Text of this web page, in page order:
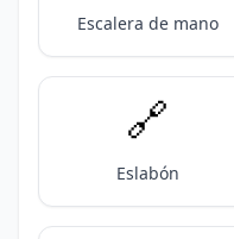
Escalera de mano
🔗
Eslabón